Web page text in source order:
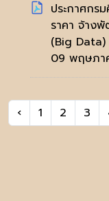
ประกาศกร
ราคา จ้าง
(Big Data)
09 พฤษภา
‹ 1 2 3